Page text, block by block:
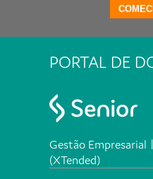
PORTAL DE
Gestão Empresarial
(XTended)